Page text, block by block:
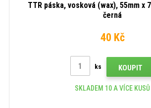
TTR páska, vosková (wax), 55mm x
černá
40 Kč
ks KOUPIT
SKLADEM 10 A VÍCE KUSŮ